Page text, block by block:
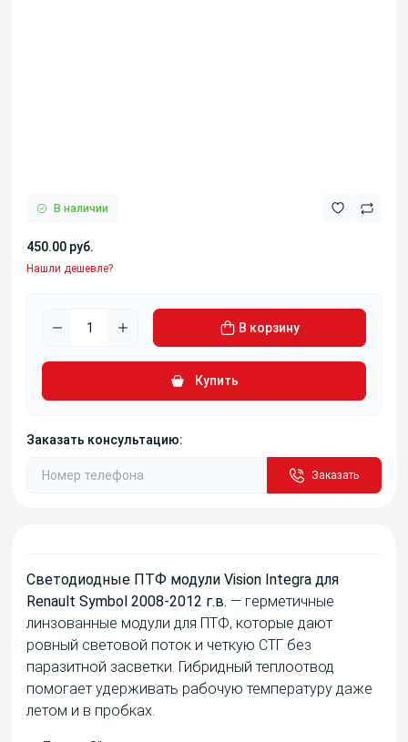
В наличии
450.00 руб.
Нашли дешевле?
В корзину
Купить
Заказать консультацию:
Заказать
Светодиодные ПТФ модули Vision Integra для
Renault Symbol 2008-2012 г.в. — герметичные
линзованные модули для ПТФ, которые дают
ровный световой поток и четкую СТГ без
паразитной засветки. Гибридный теплоотвод
помогает удерживать рабочую температуру даже
летом и в пробках.